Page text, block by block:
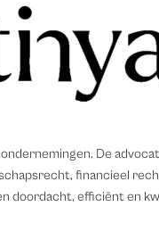
De
financieel
doordacht, efficiënt en